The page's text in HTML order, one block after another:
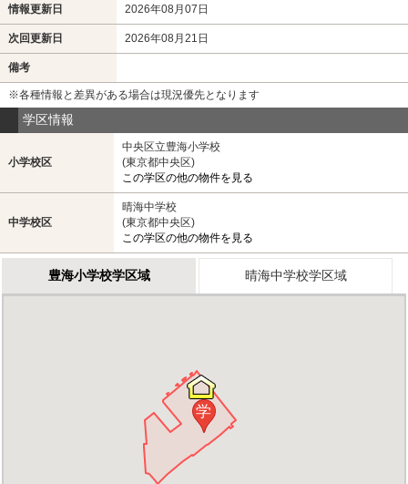
情報更新日 2026年08月07日
次回更新日 2026年08月21日
備考
※各種情報と差異がある場合は現況優先となります
学区情報
小学校区
中央区立豊海小学校
(東京都中央区)
この学区の他の物件を見る
中学校区
晴海中学校
(東京都中央区)
この学区の他の物件を見る
豊海小学校学区域 晴海中学校学区域
学